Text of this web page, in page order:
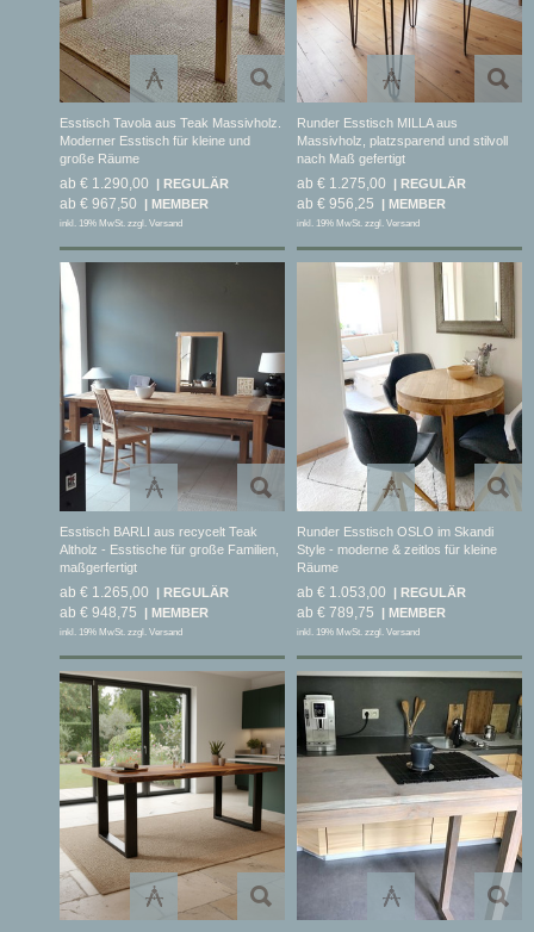
Esstisch Tavola aus Teak Massivholz.
Moderner Esstisch für kleine und
große Räume
ab € 1.290,00
ab € 967,50
inkl. 19% MwSt. zzgl. Versand
Runder Esstisch MILLA aus
Massivholz, platzsparend und stilvoll
nach Maß gefertigt
ab € 1.275,00
ab € 956,25
inkl. 19% MwSt. zzgl. Versand
Esstisch BARLI aus recycelt Teak
Altholz - Esstische für große Familien,
maßgerfertigt
ab € 1.265,00
ab € 948,75
inkl. 19% MwSt. zzgl. Versand
Runder Esstisch OSLO im Skandi
Style - moderne & zeitlos für kleine
Räume
ab € 1.053,00
ab € 789,75
inkl. 19% MwSt. zzgl. Versand